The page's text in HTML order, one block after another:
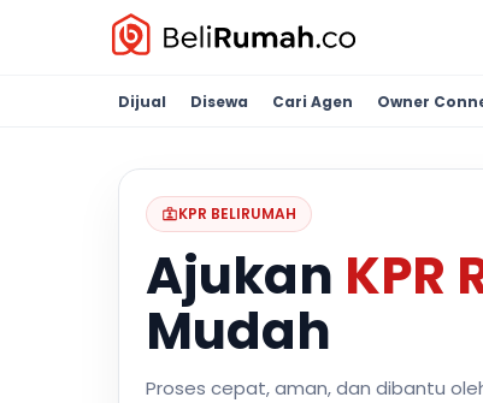
Dijual Disewa Cari Agen Owner
KPR BELIRUMAH
Ajukan KPR
Mudah
Proses cepat, aman, dan dibantu